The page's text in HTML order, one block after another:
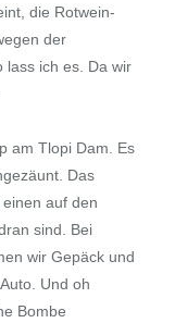
die Rotwein-
der
lass ich es. Da wir
am Tlopi Dam. Es
Das
auf den
sind. Bei
wir Gepäck und
Und oh
Bombe